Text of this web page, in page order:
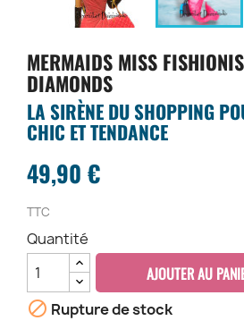
MERMAIDS MISS
DIAMONDS
LA SIRÈNE DU SHOPPING
CHIC ET TENDANCE
49,90 €
TTC
Quantité
AJOUTER AU
 Rupture de stock